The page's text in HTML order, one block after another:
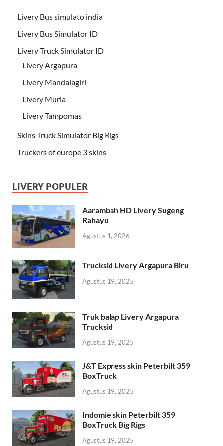
Livery Bus simulato india
Livery Bus Simulator ID
Livery Truck Simulator ID
Livery Argapura
Livery Mandalagiri
Livery Muria
Livery Tampomas
Skins Truck Simulator Big Rigs
Truckers of europe 3 skins
LIVERY POPULER
Aarambah HD Livery Sugeng
Rahayu
Agustus 1, 2026
Trucksid Livery Argapura Biru
Agustus 19, 2025
Truk balap Livery Argapura
Trucksid
Agustus 19, 2025
J&T Express skin Peterbilt 359
BoxTruck
Agustus 19, 2025
Indomie skin Peterbilt 359
BoxTruck Big Rigs
Agustus 19, 2025